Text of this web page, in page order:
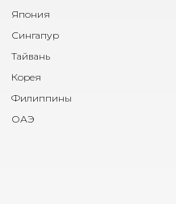
Япония
Сингапур
Тайвань
Корея
Филиппины
ОАЭ